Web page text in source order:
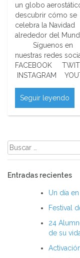
un globo
descubrir cómo se
celebra la Navidad
alrededor del
Síguenos en
nuestras redes
FACEBOOK
INSTAGRAM
Seguir leyendo
Buscar:
Entradas recientes
Un día
Festival
24
de su